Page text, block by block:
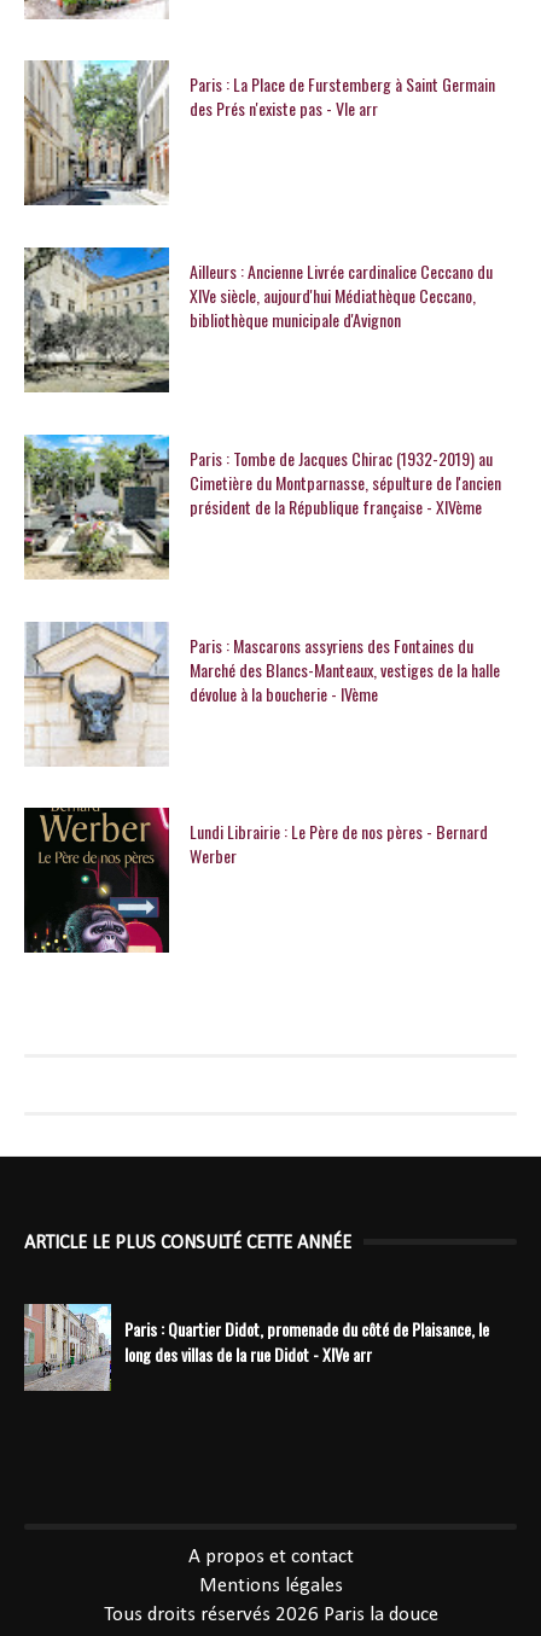
Paris : La Place de Furstemberg à Saint Germain
des Prés n'existe pas - VIe arr
Ailleurs : Ancienne Livrée cardinalice Ceccano du
XIVe siècle, aujourd'hui Médiathèque Ceccano,
bibliothèque municipale d'Avignon
Paris : Tombe de Jacques Chirac (1932-2019) au
Cimetière du Montparnasse, sépulture de l'ancien
président de la République française - XIVème
Paris : Mascarons assyriens des Fontaines du
Marché des Blancs-Manteaux, vestiges de la halle
dévolue à la boucherie - IVème
Lundi Librairie : Le Père de nos pères - Bernard
Werber
ARTICLE LE PLUS CONSULTÉ CETTE ANNÉE
Paris : Quartier Didot, promenade du côté de Plaisance, le
long des villas de la rue Didot - XIVe arr
A propos et contact
Mentions légales
Tous droits réservés 2026 Paris la douce